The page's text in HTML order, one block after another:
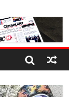
NA RETA FINAL